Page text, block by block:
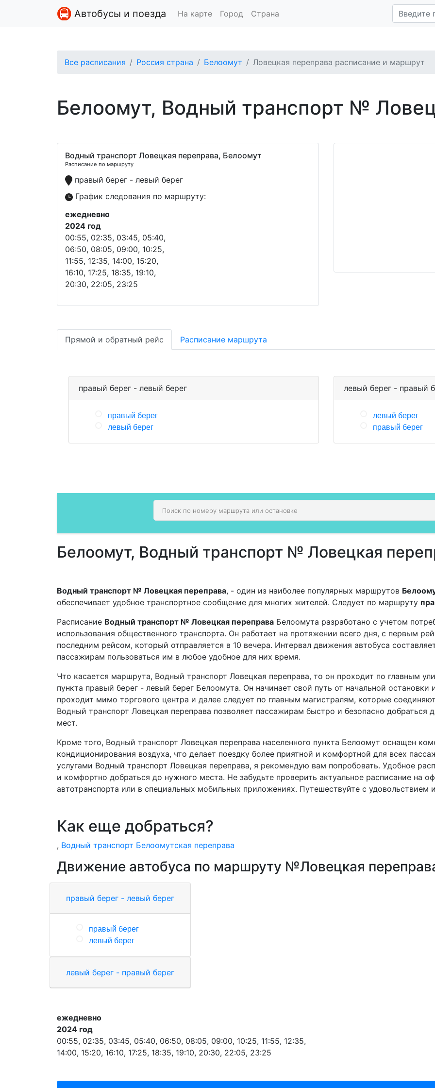
Автобусы и поезда На карте Город Страна
Все расписания Россия страна Белоомут Ловецкая переправа расписание и маршрут
Белоомут, Водный транспорт №
Водный транспорт Ловецкая переправа, Белоомут
Расписание по маршруту
правый берег - левый берег
График следования по маршруту:
ежедневно
2024 год
00:55, 02:35, 03:45, 05:40,
06:50, 08:05, 09:00, 10:25,
11:55, 12:35, 14:00, 15:20,
16:10, 17:25, 18:35, 19:10,
20:30, 22:05, 23:25
Прямой и обратный рейс Расписание маршрута
правый берег - левый берег
правый берег
левый берег
левый берег - правый
левый берег
правый берег
Белоомут, Водный транспорт № Ловецкая
Водный транспорт № Ловецкая переправа, - один из наиболее популярных маршрутов
обеспечивает удобное транспортное сообщение для многих жителей. Следует по маршруту
Расписание Водный транспорт № Ловецкая переправа Белоомута разработано с учетом
использования общественного транспорта. Он работает на протяжении всего дня, с первым
последним рейсом, который отправляется в 10 вечера. Интервал движения автобуса
пассажирам пользоваться им в любое удобное для них время.
Что касается маршрута, Водный транспорт Ловецкая переправа, то он проходит по главным
пункта правый берег - левый берег Белоомута. Он начинает свой путь от начальной остановки
проходит мимо торгового центра и далее следует по главным магистралям, которые
Водный транспорт Ловецкая переправа позволяет пассажирам быстро и безопасно
мест.
Кроме того, Водный транспорт Ловецкая переправа населенного пункта Белоомут оснащен
кондиционирования воздуха, что делает поездку более приятной и комфортной для всех
услугами Водный транспорт Ловецкая переправа, я рекомендую вам попробовать. Удобное
и комфортно добраться до нужного места. Не забудьте проверить актуальное расписание на
автотранспорта или в специальных мобильных приложениях. Путешествуйте с удовольствием
Как еще добраться?
, Водный транспорт Белоомутская переправа
Движение автобуса по маршруту №Ловецкая
правый берег - левый берег
правый берег
левый берег
левый берег - правый берег
ежедневно
2024 год
00:55, 02:35, 03:45, 05:40, 06:50, 08:05, 09:00, 10:25, 11:55, 12:35,
14:00, 15:20, 16:10, 17:25, 18:35, 19:10, 20:30, 22:05, 23:25